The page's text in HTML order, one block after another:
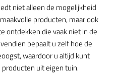
niet alleen de mogelijkheid
producten, maar ook
ontdekken die vaak niet in de
bepaalt u zelf hoe de
waardoor u altijd kunt
uit eigen tuin.